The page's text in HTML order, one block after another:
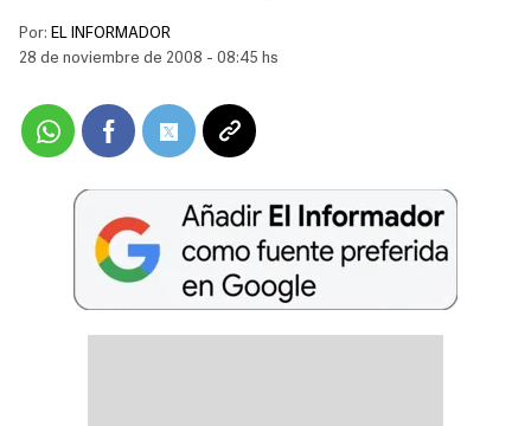
Por: EL INFORMADOR
28 de noviembre de 2008 - 08:45 hs